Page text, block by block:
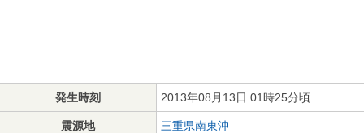
発生時刻 2013年08月13日 01時25分頃
震源地 三重県南東沖